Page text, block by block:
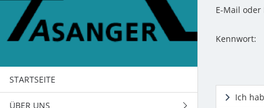
STARTSEITE
ÜBER UNS
E-Mail
Kennwort:
Ich